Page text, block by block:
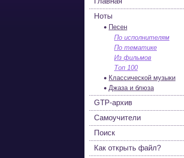
Ноты
Песен
По исполнителям
По тематике
Из фильмов
Топ 100
Классической музыки
Джаза и блюза
GTP-архив
Самоучители
Поиск
Как открыть файл?